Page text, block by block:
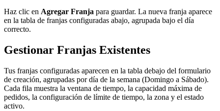
Haz clic en Agregar Franja para guardar. La nueva franja aparece
en la tabla de franjas configuradas abajo, agrupada bajo el día
correcto.
Gestionar Franjas Existentes
Tus franjas configuradas aparecen en la tabla debajo del formulario
de creación, agrupadas por día de la semana (Domingo a Sábado).
Cada fila muestra la ventana de tiempo, la capacidad máxima de
pedidos, la configuración de límite de tiempo, la zona y el estado
activo.